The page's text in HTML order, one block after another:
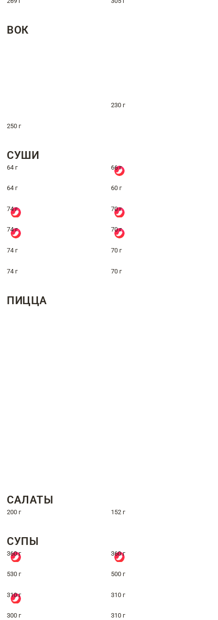
ВОК
230 г
250 г
СУШИ
64 г 66 г
64 г 60 г
74 г 70 г
74 г 70 г
74 г 70 г
74 г 70 г
ПИЦЦА
САЛАТЫ
200 г 152 г
СУПЫ
360 г 360 г
530 г 500 г
310 г 310 г
300 г 310 г